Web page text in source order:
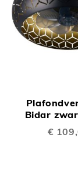
Bidar
€